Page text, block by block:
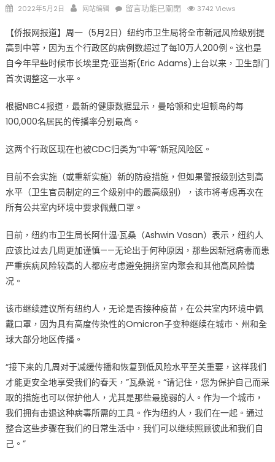
Posted
2022年5月2日 Author
网站编辑
在
约
市
今
提
高
冠
险
等
级
中
等
NYC
‘Medium’
level
COVID-
19
cases
continue
increasing〉
中
留言功能已關閉 3742 Views
【侨报网报道】周一（5月2日）纽约市卫生局将全市新冠风险级别提
高到中等，因为五个行政区的病例数超过了每10万人200例。这也是
自今年早些时候市长埃里克·亚当斯(Eric Adams)上台以来，卫生部门
首次调整这一水平。
根据NBC4报道，最新的健康数据显示，曼哈顿和史坦顿岛的每
100,000名居民的传播率分别最高。
这两个行政区现在也被CDC归类为“中等”新冠风险区。
目前不会实施（或重新实施）新的防疫措施，但如果警报级别达到高
水平（卫生官员制定的三个级别中的最高级别），该市将考虑再次在
所有公共室内环境中要求佩戴口罩。
目前，纽约市卫生局长阿什温·瓦桑（Ashwin Vasan）表示，纽约人
应该比过去几周更加谨慎——无论出于何种原因，那些因新冠病毒而患
严重疾病风险较高的人都应考虑避免拥挤室内聚会和其他高风险情
况。
该市继续建议所有纽约人，无论是否接种疫苗，在公共室内环境中佩
戴口罩，因为具有高度传染性的Omicron子变种继续在城市、州和全
球大部分地区传播。
“接下来的几周对于减缓传播和恢复到低风险水平至关重要，这样我们
才能更安全地享受我们的春天，”瓦桑说。“请记住，您为保护自己而采
取的措施也可以保护他人，尤其是那些最脆弱的人。作为一个城市，
我们拥有击退这种病毒所需的工具。作为纽约人，我们在一起。通过
整合这些步骤在我们的日常生活中，我们可以继续照顾彼此和我们自
己。”